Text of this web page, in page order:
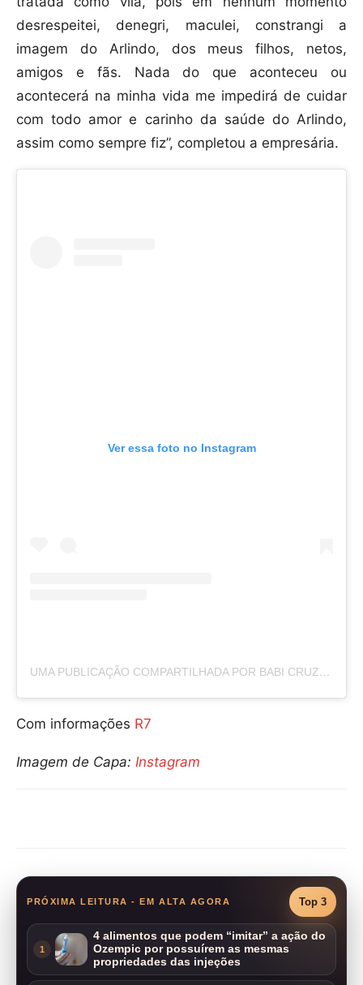
desrespeitei, denegri, maculei, constrangi a
imagem do Arlindo, dos meus filhos, netos,
amigos e fãs. Nada do que aconteceu ou
acontecerá na minha vida me impedirá de cuidar
com todo amor e carinho da saúde do Arlindo,
assim como sempre fiz”, completou a empresária.
Ver essa foto no Instagram
UMA PUBLICAÇÃO COMPARTILHADA POR BABI CRUZ (@BABICRUZ10)
Com informações R7
Imagem de Capa: Instagram
PRÓXIMA LEITURA - EM ALTA AGORA Top 3
1
4 alimentos que podem “imitar” a ação do
Ozempic por possuírem as mesmas
propriedades das injeções